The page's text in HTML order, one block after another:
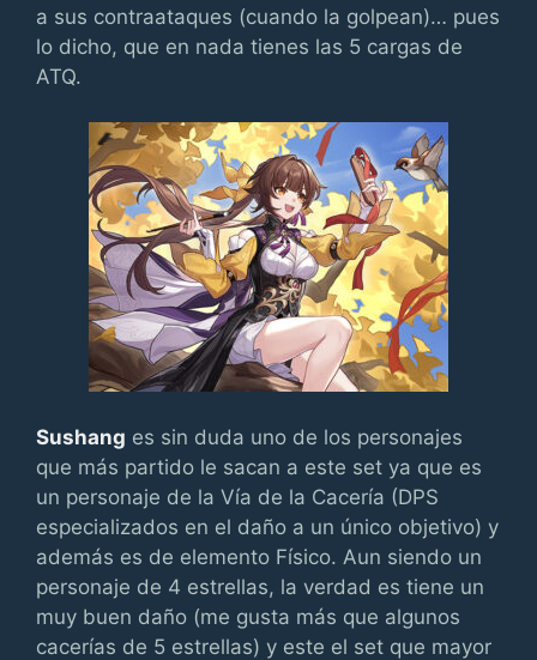
a sus contraataques (cuando la golpean)… pues
lo dicho, que en nada tienes las 5 cargas de
ATQ.
Sushang es sin duda uno de los personajes
que más partido le sacan a este set ya que es
un personaje de la Vía de la Cacería (DPS
especializados en el daño a un único objetivo) y
además es de elemento Físico. Aun siendo un
personaje de 4 estrellas, la verdad es tiene un
muy buen daño (me gusta más que algunos
cacerías de 5 estrellas) y este el set que mayor